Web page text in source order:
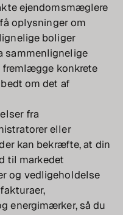
ejendomsmæglere
oplysninger om
boliger
sammenlignelige
fremlægge konkrete
om det af
fra
eller
kan bekræfte, at din
til markedet
og vedligeholdelse
energimærker, så du